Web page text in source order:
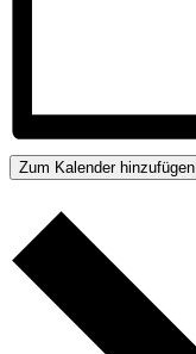
Zum Kalender hinzufügen